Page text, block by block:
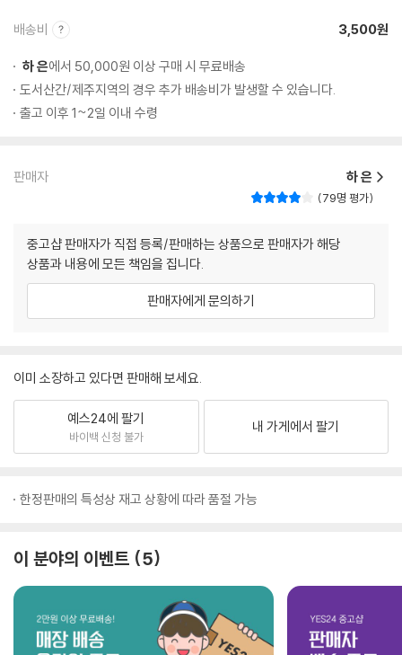
배송비 3,500원
하 은에서 50,000원 이상 구매 시 무료배송
도서산간/제주지역의 경우 추가 배송비가 발생할 수 있습니다.
출고 이후 1~2일 이내 수령
판매자 하 은
79명 평가
중고샵 판매자가 직접 등록/판매하는 상품으로 판매자가 해당
상품과 내용에 모든 책임을 집니다.
판매자에게 문의하기
이미 소장하고 있다면 판매해 보세요.
예스24에 팔기
바이백 신청 불가
내 가게에서 팔기
한정판매의 특성상 재고 상황에 따라 품절 가능
이 분야의 이벤트 5